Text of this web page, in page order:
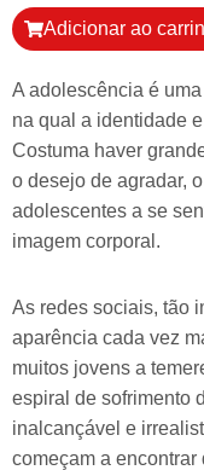
Adicionar ao
A adolescência é
na qual a identidade
Costuma haver
o desejo de agradar,
adolescentes a se
imagem corporal.
As redes sociais, tão
aparência cada vez
muitos jovens a
espiral de sofrimento
inalcançável e
começam a